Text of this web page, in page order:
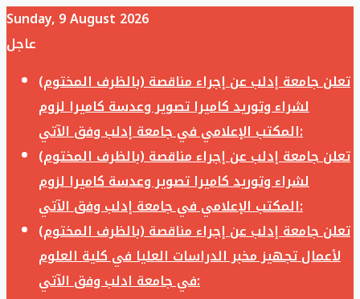
Sunday, 9 August 2026
عاجل
تعلن جامعة إدلب عن إجراء مناقصة (بالظرف المختوم)
لشراء وتوريد كاميرا تصوير وعدسة كاميرا لزوم
المكتب الإعلامي في جامعة إدلب وفق الآتي:
تعلن جامعة إدلب عن إجراء مناقصة (بالظرف المختوم)
لشراء وتوريد كاميرا تصوير وعدسة كاميرا لزوم
المكتب الإعلامي في جامعة إدلب وفق الآتي:
تعلن جامعة إدلب عن إجراء مناقصة (بالظرف المختوم)
لأعمال تجهيز مخبر الدراسات العليا في كلية العلوم
في جامعة ادلب وفق الآتي: